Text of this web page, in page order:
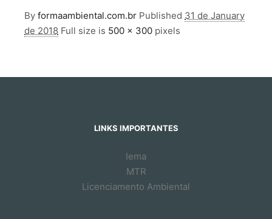
By formaambiental.com.br Published 31 de January
de 2018 Full size is 500 × 300 pixels
LINKS IMPORTANTES
Iema
MTR
Licenciamento Ambiental